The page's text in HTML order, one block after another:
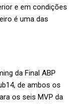
e em condições
é uma das
da Final ABP
de ambos os
os seis MVP da